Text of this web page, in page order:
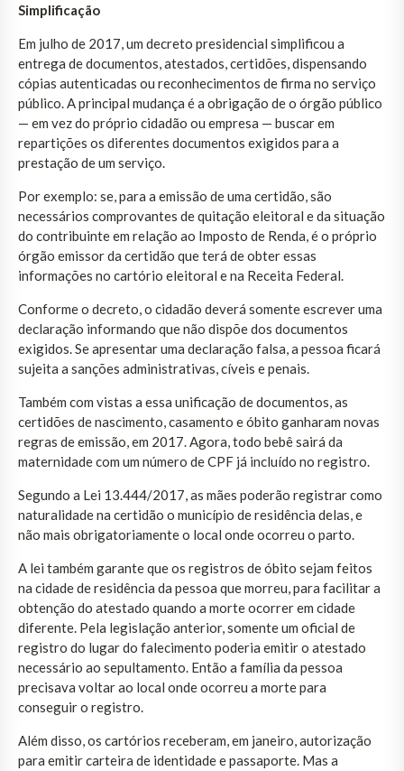
Simplificação
Em julho de 2017, um decreto presidencial simplificou a
entrega de documentos, atestados, certidões, dispensando
cópias autenticadas ou reconhecimentos de firma no serviço
público. A principal mudança é a obrigação de o órgão público
— em vez do próprio cidadão ou empresa — buscar em
repartições os diferentes documentos exigidos para a
prestação de um serviço.
Por exemplo: se, para a emissão de uma certidão, são
necessários comprovantes de quitação eleitoral e da situação
do contribuinte em relação ao Imposto de Renda, é o próprio
órgão emissor da certidão que terá de obter essas
informações no cartório eleitoral e na Receita Federal.
Conforme o decreto, o cidadão deverá somente escrever uma
declaração informando que não dispõe dos documentos
exigidos. Se apresentar uma declaração falsa, a pessoa ficará
sujeita a sanções administrativas, cíveis e penais.
Também com vistas a essa unificação de documentos, as
certidões de nascimento, casamento e óbito ganharam novas
regras de emissão, em 2017. Agora, todo bebê sairá da
maternidade com um número de CPF já incluído no registro.
Segundo a Lei 13.444/2017, as mães poderão registrar como
naturalidade na certidão o município de residência delas, e
não mais obrigatoriamente o local onde ocorreu o parto.
A lei também garante que os registros de óbito sejam feitos
na cidade de residência da pessoa que morreu, para facilitar a
obtenção do atestado quando a morte ocorrer em cidade
diferente. Pela legislação anterior, somente um oficial de
registro do lugar do falecimento poderia emitir o atestado
necessário ao sepultamento. Então a família da pessoa
precisava voltar ao local onde ocorreu a morte para
conseguir o registro.
Além disso, os cartórios receberam, em janeiro, autorização
para emitir carteira de identidade e passaporte. Mas a